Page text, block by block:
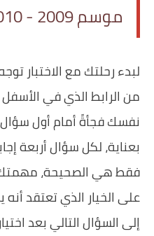
موسم 2009 - 2010
لبدء رحلتك مع الاختبار
من الرابط الذي في
بعناية، لكل سؤال أربعة
فقط هي الصحيحة،
على الخيار الذي تعتقد
إلى السؤال التالي بعد